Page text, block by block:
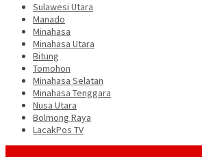
Sulawesi Utara
Manado
Minahasa
Minahasa Utara
Bitung
Tomohon
Minahasa Selatan
Minahasa Tenggara
Nusa Utara
Bolmong Raya
LacakPos TV